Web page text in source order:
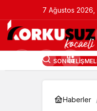
7 Ağustos 2026,
SON
Haberler